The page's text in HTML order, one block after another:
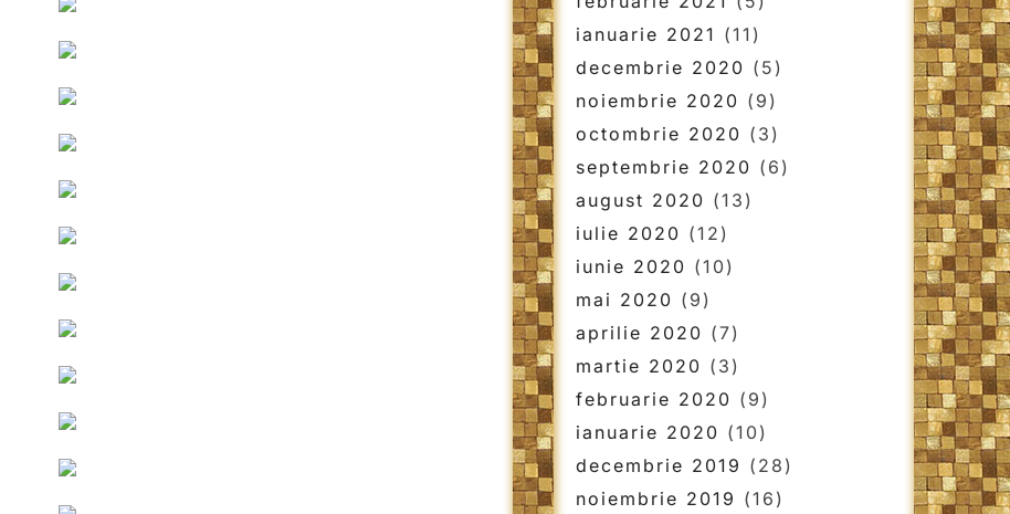
ianuarie 2021 (11)
decembrie 2020 (5)
noiembrie 2020 (9)
octombrie 2020 (3)
septembrie 2020 (6)
august 2020 (13)
iulie 2020 (12)
iunie 2020 (10)
mai 2020 (9)
aprilie 2020 (7)
martie 2020 (3)
februarie 2020 (9)
ianuarie 2020 (10)
decembrie 2019 (28)
noiembrie 2019 (16)